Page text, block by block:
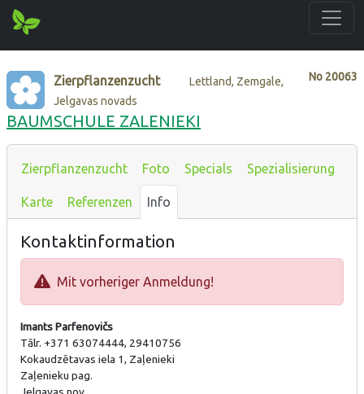
No 20063
Zierpflanzenzucht
Lettland, Zemgale,
Jelgavas novads
BAUMSCHULE ZALENIEKI
Zierpflanzenzucht Foto Specials Spezialisierung
Karte Referenzen Info
Kontaktinformation
Mit vorheriger Anmeldung!
Imants Parfenovičs
Tālr. +371 63074444, 29410756
Kokaudzētavas iela 1, Zaļenieki
Zaļenieku pag.
Jelgavas nov.